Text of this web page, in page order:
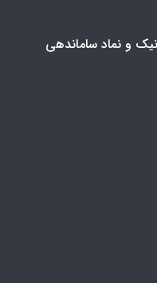
و نماد ساماندهی